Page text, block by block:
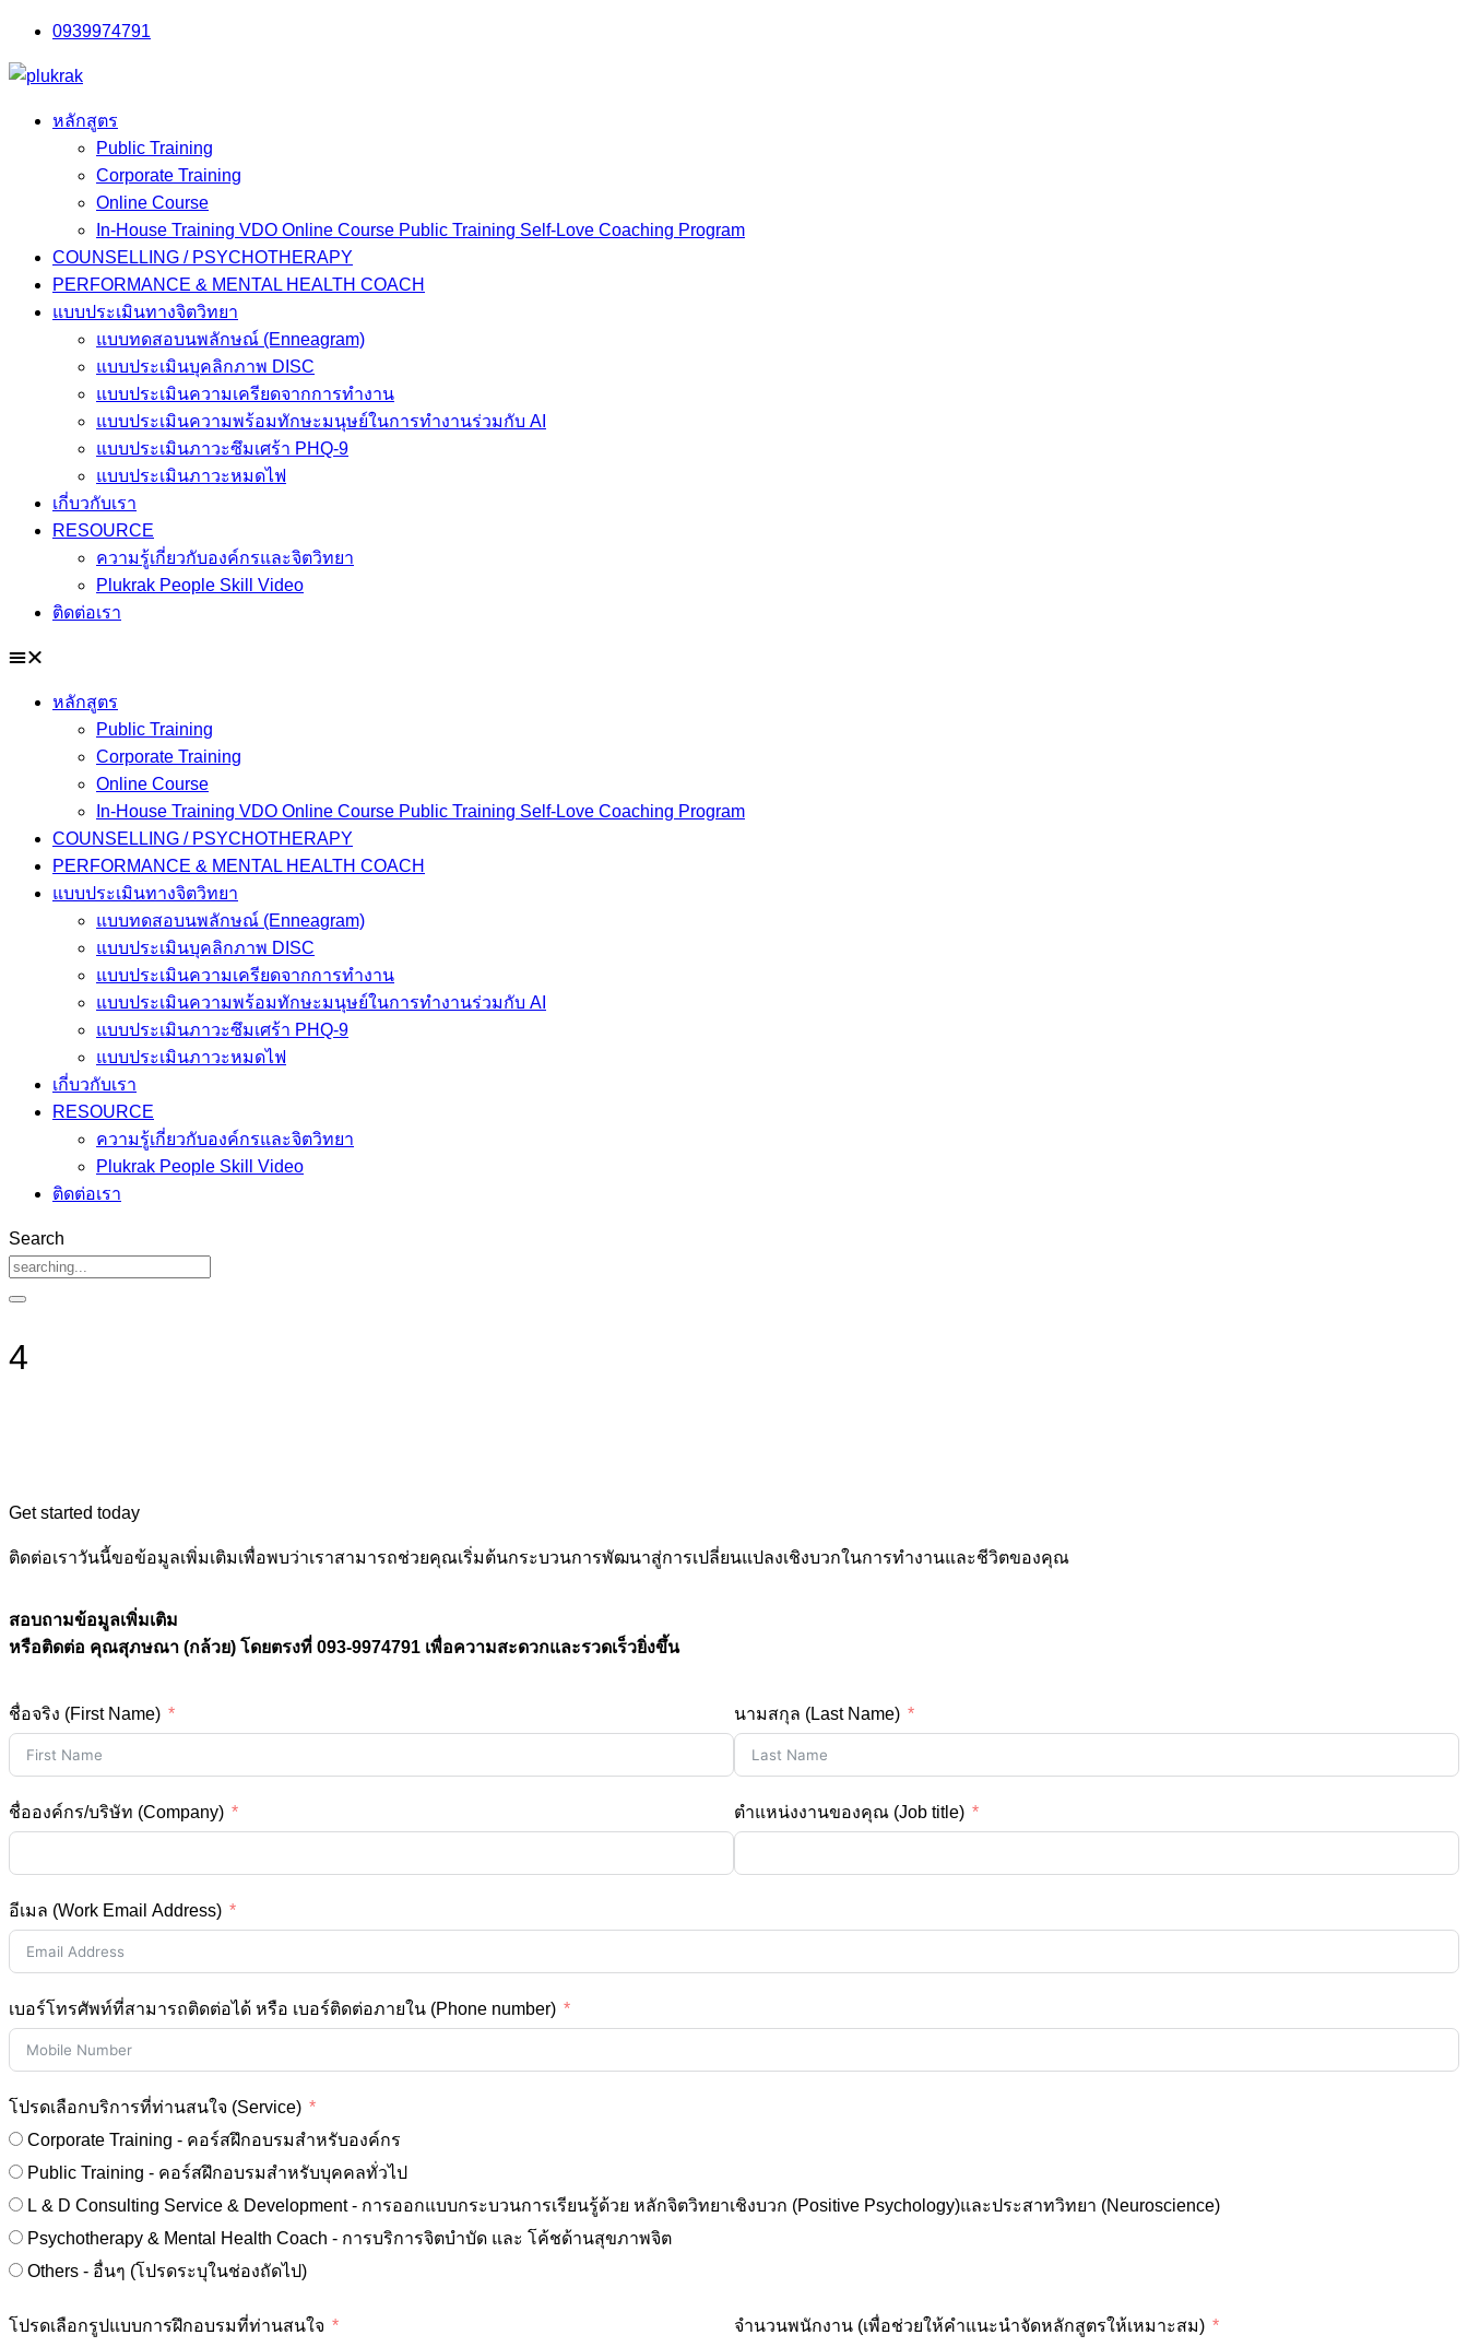
Skip
content
0939974791
หลักสูตร
Public Training
Corporate Training
Online Course
In-House Training VDO Online Course Public Training Self-Love Coaching Program
COUNSELLING / PSYCHOTHERAPY
PERFORMANCE & MENTAL HEALTH COACH
แบบประเมินทางจิตวิทยา
แบบทดสอบนพลักษณ์ (Enneagram)
แบบประเมินบุคลิกภาพ DISC
แบบประเมินความเครียดจากการทำงาน
แบบประเมินความพร้อมทักษะมนุษย์ในการทำงานร่วมกับ AI
แบบประเมินภาวะซึมเศร้า PHQ-9
แบบประเมินภาวะหมดไฟ
เกี่บวกับเรา
RESOURCE
ความรู้เกี่ยวกับองค์กรและจิตวิทยา
Plukrak People Skill Video
ติดต่อเรา
หลักสูตร
Public Training
Corporate Training
Online Course
In-House Training VDO Online Course Public Training Self-Love Coaching Program
COUNSELLING / PSYCHOTHERAPY
PERFORMANCE & MENTAL HEALTH COACH
แบบประเมินทางจิตวิทยา
แบบทดสอบนพลักษณ์ (Enneagram)
แบบประเมินบุคลิกภาพ DISC
แบบประเมินความเครียดจากการทำงาน
แบบประเมินความพร้อมทักษะมนุษย์ในการทำงานร่วมกับ AI
แบบประเมินภาวะซึมเศร้า PHQ-9
แบบประเมินภาวะหมดไฟ
เกี่บวกับเรา
RESOURCE
ความรู้เกี่ยวกับองค์กรและจิตวิทยา
Plukrak People Skill Video
ติดต่อเรา
Search
4
Get started today
ติดต่อเราวันนี้ขอข้อมูลเพิ่มเติมเพื่อพบว่าเราสามารถช่วยคุณเริ่มต้นกระบวนการพัฒนาสู่การเปลี่ยนแปลงเชิงบวกในการทำงานและชีวิตของคุณ
สอบถามข้อมูลเพิ่มเติม
หรือติดต่อ คุณสุภษณา (กล้วย) โดยตรงที่ 093-9974791 เพื่อความสะดวกและรวดเร็วยิ่งขึ้น
ชื่อจริง (First Name) นามสกุล (Last Name)
ชื่อองค์กร/บริษัท (Company) ตำแหน่งงานของคุณ (Job title)
อีเมล (Work Email Address)
เบอร์โทรศัพท์ที่สามารถติดต่อได้ หรือ เบอร์ติดต่อภายใน (Phone number)
โปรดเลือกบริการที่ท่านสนใจ (Service)
Corporate Training - คอร์สฝึกอบรมสำหรับองค์กร
Public Training - คอร์สฝึกอบรมสำหรับบุคคลทั่วไป
L & D Consulting Service & Development - การออกแบบกระบวนการเรียนรู้ด้วย หลักจิตวิทยาเชิงบวก (Positive Psychology)และประสาทวิทยา (Neuroscience)
Psychotherapy & Mental Health Coach - การบริการจิตบำบัด และ โค้ชด้านสุขภาพจิต
Others - อื่นๆ (โปรดระบุในช่องถัดไป)
โปรดเลือกรูปแบบการฝึกอบรมที่ท่านสนใจ
จำนวนพนักงาน (เพื่อช่วยให้คำแนะนำจัดหลักสูตรให้เหมาะสม)